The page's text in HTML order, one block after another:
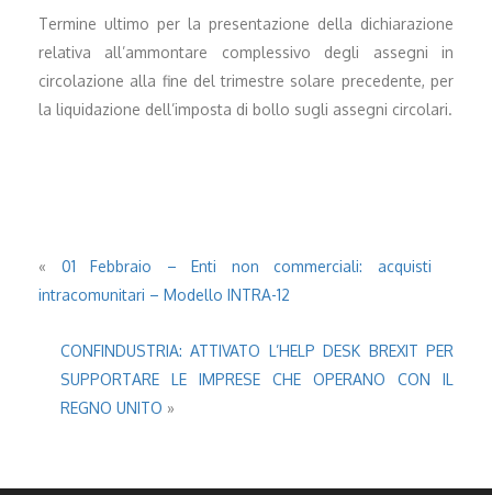
Termine ultimo per la presentazione della dichiarazione
relativa all’ammontare complessivo degli assegni in
circolazione alla fine del trimestre solare precedente, per
la liquidazione dell’imposta di bollo sugli assegni circolari.
« 01 Febbraio – Enti non commerciali: acquisti
intracomunitari – Modello INTRA-12
CONFINDUSTRIA: ATTIVATO L’HELP DESK BREXIT PER
SUPPORTARE LE IMPRESE CHE OPERANO CON IL
REGNO UNITO »